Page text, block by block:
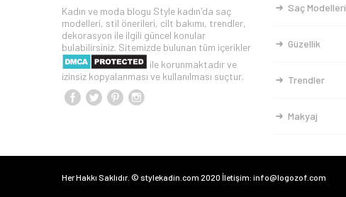
Kadın ve moda blogu Style kadın'da saç
modelleri, stil önerileri, cilt bakımı, trendler,
dekorasyon ile ilgili güncel konular
bulabilirsiniz. Sitemizde bulunan tüm içerikler
ile korunmaktadır ve
izinsiz kopyalanması ve kullanılması suçtur.
Saç Modelleri
Güzellik
Trendler
Makyaj
Her Hakkı Saklıdır. © stylekadin.com 2020 İletişim: info@logozof.com